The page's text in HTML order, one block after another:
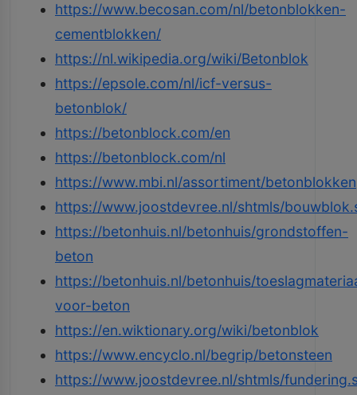
https://www.becosan.com/nl/betonblokken-
cementblokken/
https://nl.wikipedia.org/wiki/Betonblok
https://epsole.com/nl/icf-versus-
betonblok/
https://betonblock.com/en
https://betonblock.com/nl
https://www.mbi.nl/assortiment/betonblokken
https://www.joostdevree.nl/shtmls/
https://betonhuis.nl/betonhuis/grondstoffen-
beton
https://betonhuis.nl/betonhuis/
voor-beton
https://en.wiktionary.org/wiki/betonblok
https://www.encyclo.nl/begrip/betonsteen
https://www.joostdevree.nl/shtmls/